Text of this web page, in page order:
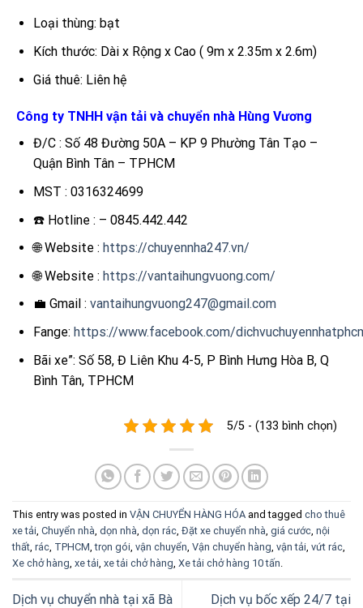
Loại thùng: bạt
Kích thước: Dài x Rộng x Cao ( 9m x 2.35m x 2.6m)
Giá thuê: Liên hệ
Công ty TNHH vận tải và chuyển nhà Hùng Vương
Đ/C : Số 48 Đường 50A – KP 9 Phường Tân Tạo –
Quận Bình Tân – TPHCM
MST : 0316324699
☎️ Hotline : – 0845.442.442
🌐 Website : https://chuyennha247.vn/
🌐 Website : https://vantaihungvuong.com/
💼 Gmail : vantaihungvuong247@gmail.com
Fange: https://www.facebook.com/
Bãi xe”: Số 58, Đ Liên Khu 4-5, P Bình Hưng Hòa B, Q
Bình Tân, TPHCM
5/5 - (133 bình chọn)
This entry was posted in VẬN CHUYỂN HÀNG HÓA and tagged cho thuê
xe tải, Chuyển nhà, dọn nhà, dọn rác, Đặt xe chuyển nhà, giá cước, nội
thất, rác, TPHCM,trọn gói, vận chuyển, Vận chuyển hàng, vận tải, vứt rác,
Xe chở hàng, xe tải, xe tải chở hàng, Xe tải chở hàng 10 tấn.
Dịch vụ chuyển nhà tại xã Bà
Dịch vụ bốc xếp 24/7 tại